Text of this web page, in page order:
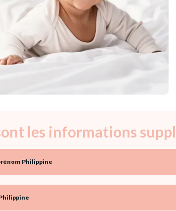
les informations
Philippine